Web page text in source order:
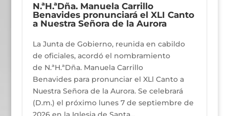
N.ªH.ªDña. Manuela Carrillo
Benavides pronunciará el XLI Canto
a Nuestra Señora de la Aurora
La Junta de Gobierno, reunida en cabildo
de oficiales, acordó el nombramiento
de N.ªH.ªDña. Manuela Carrillo
Benavides para pronunciar el XLl Canto a
Nuestra Señora de la Aurora. Se celebrará
(D.m.) el próximo lunes 7 de septiembre de